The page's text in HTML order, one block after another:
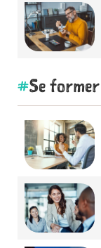
Se former